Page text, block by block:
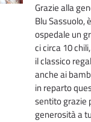
Grazie alla
Blu Sassuolo,
ospedale un
ci circa 10
il classico
anche ai
in reparto
sentito grazie
generosità a